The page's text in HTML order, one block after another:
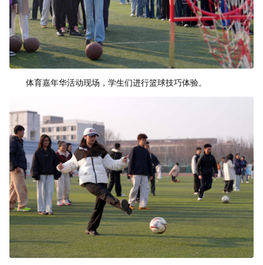
体育嘉年华活动现场，学生们进行篮球技巧体验。